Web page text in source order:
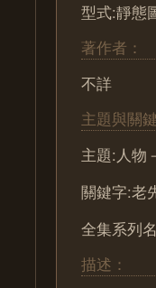
型式:靜態
著作者：
不詳
主題與關
主題:人物
關鍵字:老
全集系列
描述：